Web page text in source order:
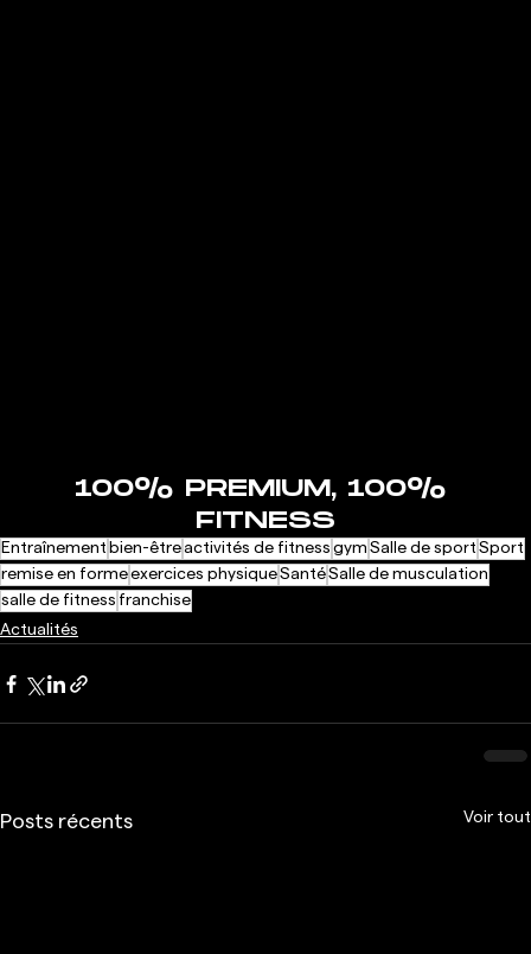
100% PREMIUM, 100%
FITNESS
Entraînement bien-êtreactivités de fitness gym Salle de sport Sport
remise en formeexercices physiqueSantéSalle de musculation
salle de fitness franchise
Actualités
Posts récents Voir tout